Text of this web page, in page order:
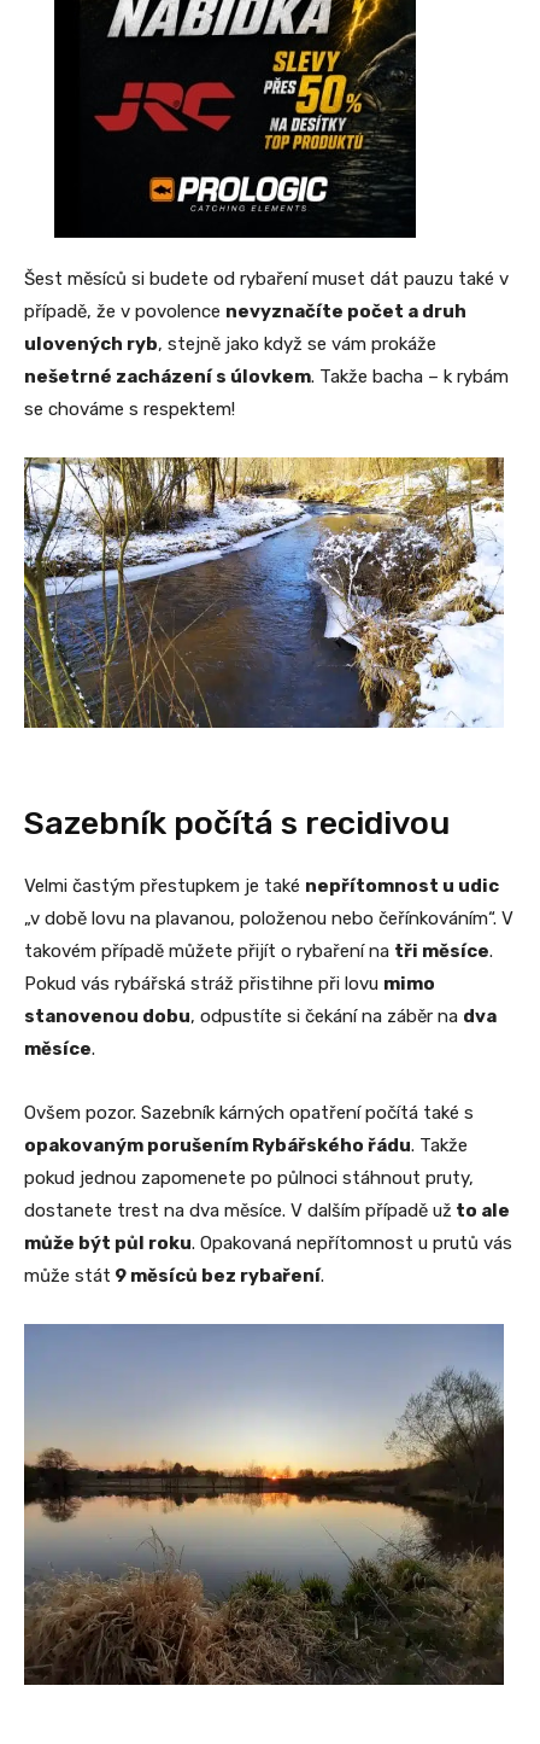
Šest měsíců si budete od rybaření muset dát pauzu také v
případě, že v povolence nevyznačíte počet a druh
ulovených ryb, stejně jako když se vám prokáže
nešetrné zacházení s úlovkem. Takže bacha – k rybám
se chováme s respektem!
Sazebník počítá s recidivou
Velmi častým přestupkem je také nepřítomnost u udic
„v době lovu na plavanou, položenou nebo čeřínkováním“. V
takovém případě můžete přijít o rybaření na tři měsíce.
Pokud vás rybářská stráž přistihne při lovu mimo
stanovenou dobu, odpustíte si čekání na záběr na dva
měsíce.
Ovšem pozor. Sazebník kárných opatření počítá také s
opakovaným porušením Rybářského řádu. Takže
pokud jednou zapomenete po půlnoci stáhnout pruty,
dostanete trest na dva měsíce. V dalším případě už to ale
může být půl roku. Opakovaná nepřítomnost u prutů vás
může stát 9 měsíců bez rybaření.